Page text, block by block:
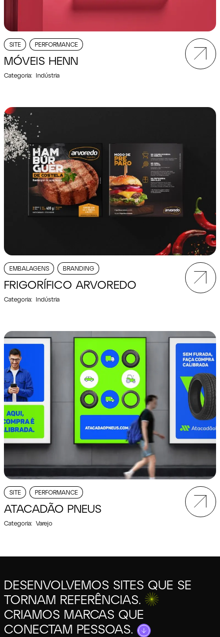
SITE PERFORMANCE
MÓVEIS HENN
Categoria: Indústria
EMBALAGENS BRANDING
FRIGORÍFICO ARVOREDO
Categoria: Indústria
SITE PERFORMANCE
ATACADÃO PNEUS
Categoria: Varejo
Desenvolvemos sites que se tornam referências. Criamos
DESENVOLVEMOS SITES QUE SE
TORNAM REFERÊNCIAS.
CRIAMOS MARCAS QUE
CONECTAM PESSOAS.